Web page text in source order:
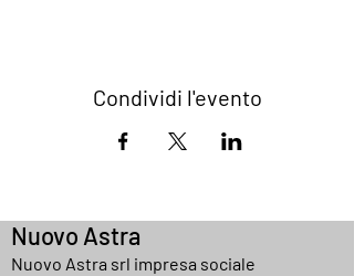
Condividi l'evento
Nuovo Astra
Nuovo Astra srl impresa sociale